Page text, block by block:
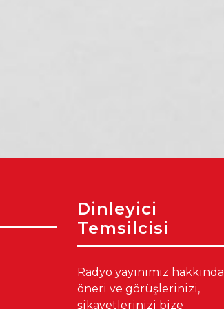
Dinleyici
Temsilcisi
Radyo yayınımız hakkında
öneri ve görüşlerinizi,
şikayetlerinizi bize